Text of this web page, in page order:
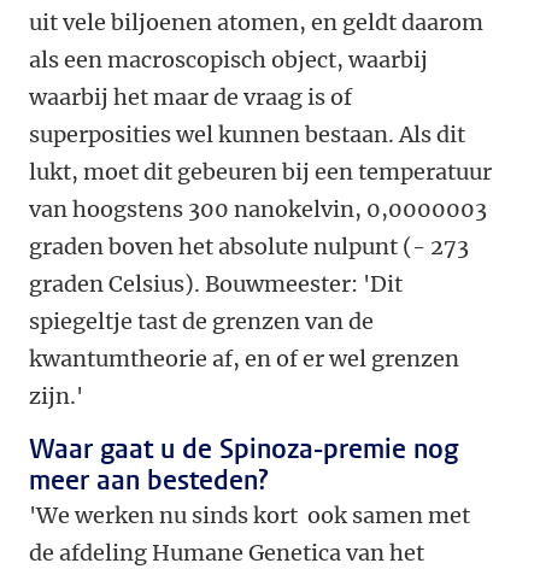
uit vele biljoenen atomen, en geldt daarom
als een macroscopisch object, waarbij
waarbij het maar de vraag is of
superposities wel kunnen bestaan. Als dit
lukt, moet dit gebeuren bij een temperatuur
van hoogstens 300 nanokelvin, 0,0000003
graden boven het absolute nulpunt (- 273
graden Celsius). Bouwmeester: 'Dit
spiegeltje tast de grenzen van de
kwantumtheorie af, en of er wel grenzen
zijn.'
Waar gaat u de Spinoza-premie nog
meer aan besteden?
'We werken nu sinds kort ook samen met
de afdeling Humane Genetica van het